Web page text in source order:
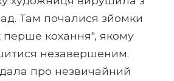
Там почалися зйомки
перше кохання", якому
незавершеним.
про незвичайний